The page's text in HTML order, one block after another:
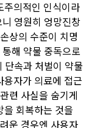
주의적인 인식이라
영원히 엉망진창
상의 수준이 치명
해 약물 중독으로
단속과 처벌이 약물
자가 의료에 접근
련 사실을 숨기게
회복하는 것을
운 경우엔 사용자